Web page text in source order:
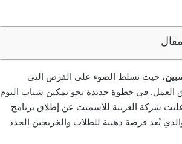
، حيث نسلط الضوء على الفرص التي
العمل. في خطوة جديدة نحو تمكين شباب اليوم
شركة العربية للأسمنت عن إطلاق برنامج
الصيفي 2026، والذي يُعد فرصة ذهبية للطلاب والخريجين الجدد